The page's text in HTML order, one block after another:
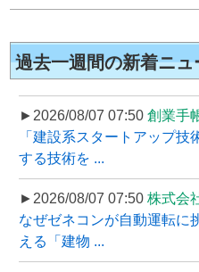
過去一週間の新着ニュ
►2026/08/07 07:50 創業手
「建設系スタートアップ
する技術を ...
►2026/08/07 07:50 株式会
なぜゼネコンが自動運転
える「建物 ...